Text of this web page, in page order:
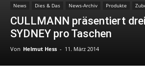
News Dies & Das News-Archiv Produkte
CULLMANN präsentiert
SYDNEY pro Taschen
Von Helmut Hess - 11. März 2014